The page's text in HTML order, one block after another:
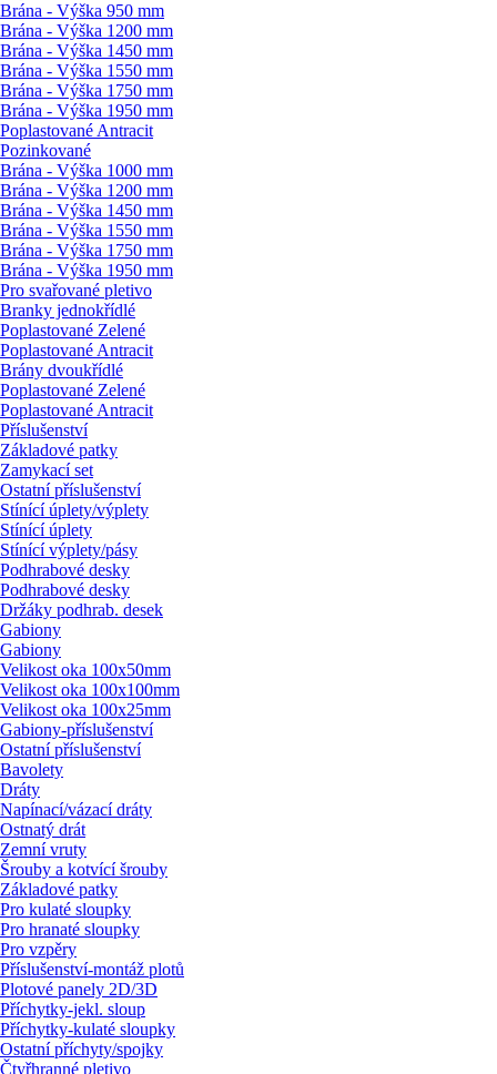
Brána - Výška 950 mm
Brána - Výška 1200 mm
Brána - Výška 1450 mm
Brána - Výška 1550 mm
Brána - Výška 1750 mm
Brána - Výška 1950 mm
Poplastované Antracit
Pozinkované
Brána - Výška 1000 mm
Brána - Výška 1200 mm
Brána - Výška 1450 mm
Brána - Výška 1550 mm
Brána - Výška 1750 mm
Brána - Výška 1950 mm
Pro svařované pletivo
Branky jednokřídlé
Poplastované Zelené
Poplastované Antracit
Brány dvoukřídlé
Poplastované Zelené
Poplastované Antracit
Příslušenství
Základové patky
Zamykací set
Ostatní příslušenství
Stínící úplety/výplety
Stínící úplety
Stínící výplety/pásy
Podhrabové desky
Podhrabové desky
Držáky podhrab. desek
Gabiony
Gabiony
Velikost oka 100x50mm
Velikost oka 100x100mm
Velikost oka 100x25mm
Gabiony-příslušenství
Ostatní příslušenství
Bavolety
Dráty
Napínací/vázací dráty
Ostnatý drát
Zemní vruty
Šrouby a kotvící šrouby
Základové patky
Pro kulaté sloupky
Pro hranaté sloupky
Pro vzpěry
Příslušenství-montáž plotů
Plotové panely 2D/3D
Příchytky-jekl. sloup
Příchytky-kulaté sloupky
Ostatní příchyty/spojky
Čtyřhranné pletivo